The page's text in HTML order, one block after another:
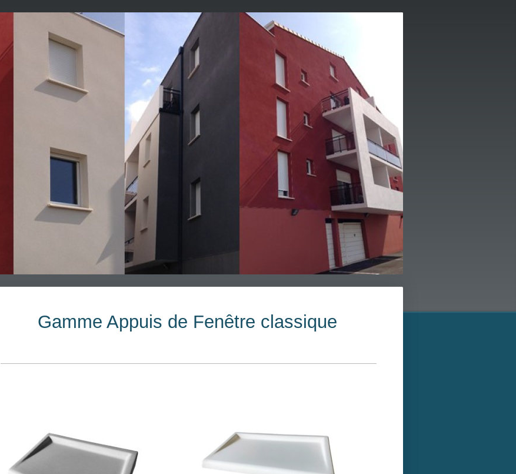
Gamme Appuis de Fenêtre classique